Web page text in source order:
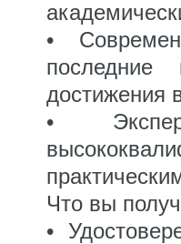
•
последние
достижения
•
Что вы
•